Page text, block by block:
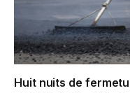
Huit nuits de